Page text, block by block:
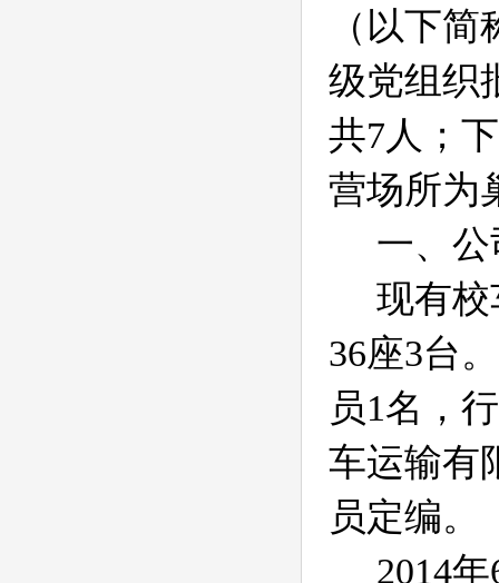
（以下
级党组织
共7人；
营场所为
一、
现有校
36座3台
员1名，
车运输有
员定编。
2014年